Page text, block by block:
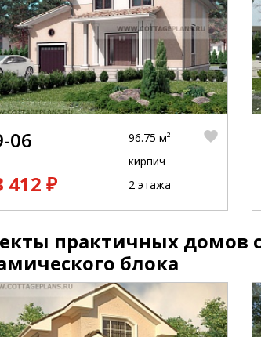
06
412 ₽
96.75 м²
кирпич
2 этажа
практичных домов
блока